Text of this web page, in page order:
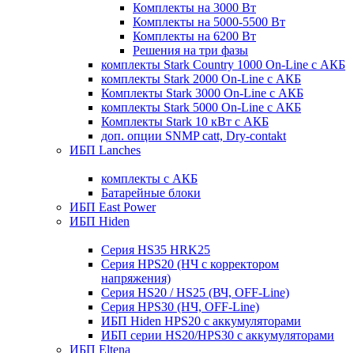
Комплекты на 3000 Вт
Комплекты на 5000-5500 Вт
Комплекты на 6200 Вт
Решения на три фазы
комплекты Stark Country 1000 On-Line с АКБ
комплекты Stark 2000 On-Line с АКБ
Комплекты Stark 3000 On-Line с АКБ
комплекты Stark 5000 On-Line с АКБ
Комплекты Stark 10 кВт с АКБ
доп. опции SNMP catt, Dry-contakt
ИБП Lanches
комплекты с АКБ
Батарейные блоки
ИБП East Power
ИБП Hiden
Серия HS35 HRK25
Серия HPS20 (НЧ с корректором
напряжения)
Серия HS20 / HS25 (ВЧ, OFF-Line)
Серия HPS30 (НЧ, OFF-Line)
ИБП Hiden HPS20 с аккумуляторами
ИБП серии HS20/HPS30 с аккумуляторами
ИБП Eltena